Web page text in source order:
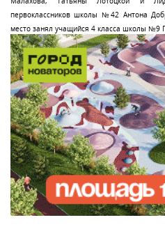
первоклассников школы №42 Антона
место занял учащийся 4 класса школы №9